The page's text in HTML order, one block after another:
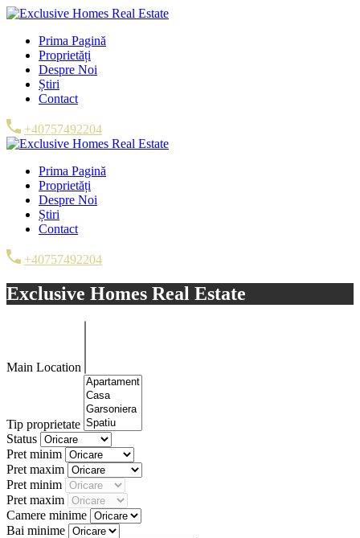
Prima Pagină
Proprietăți
Despre Noi
Știri
Contact
+40757492204
Prima Pagină
Proprietăți
Despre Noi
Știri
Contact
+40757492204
Exclusive Homes Real Estate
Main Location
Tip proprietate
Status
Pret minim
Pret maxim
Pret minim
Pret maxim
Camere minime
Bai minime